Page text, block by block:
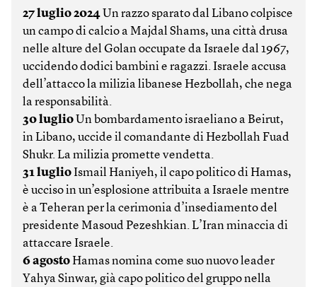
27 luglio 2024 Un razzo sparato dal Libano colpisce
un campo di calcio a Majdal Shams, una città drusa
nelle alture del Golan occupate da Israele dal 1967,
uccidendo dodici bambini e ragazzi. Israele accusa
dell’attacco la milizia libanese Hezbollah, che nega
la responsabilità.
30 luglio Un bombardamento israeliano a Beirut,
in Libano, uccide il comandante di Hezbollah Fuad
Shukr. La milizia promette vendetta.
31 luglioIsmail Haniyeh, il capo politico di Hamas,
è ucciso in un’esplosione attribuita a Israele mentre
è a Teheran per la cerimonia d’insediamento del
presidente Masoud Pezeshkian. L’Iran minaccia di
attaccare Israele.
6 agostoHamas nomina come suo nuovo leader
Yahya Sinwar, già capo politico del gruppo nella